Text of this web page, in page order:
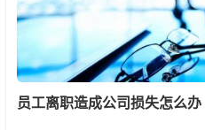
员工离职造成公司损失怎么办